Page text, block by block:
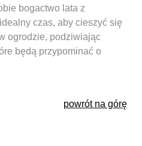
bogactwo lata z
czas, aby cieszyć się
ogrodzie, podziwiając
będą przypominać o
powrót na górę